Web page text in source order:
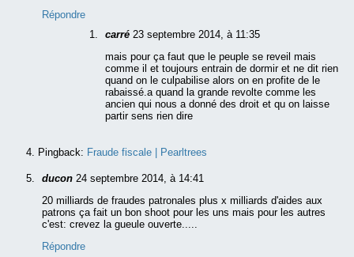
Répondre
carré 23 septembre 2014, à 11:35
mais pour ça faut que le peuple se reveil mais
comme il et toujours entrain de dormir et ne dit rien
quand on le culpabilise alors on en profite de le
rabaissé.a quand la grande revolte comme les
ancien qui nous a donné des droit et qu on laisse
partir sens rien dire
Pingback: Fraude fiscale | Pearltrees
ducon 24 septembre 2014, à 14:41
20 milliards de fraudes patronales plus x milliards d'aides aux
patrons ça fait un bon shoot pour les uns mais pour les autres
c'est: crevez la gueule ouverte.....
Répondre